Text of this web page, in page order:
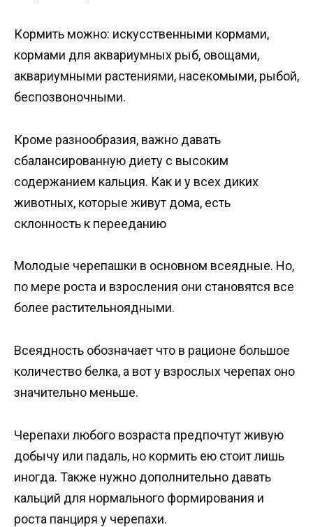
Кормить можно: искусственными кормами,
кормами для аквариумных рыб, овощами,
аквариумными растениями, насекомыми, рыбой,
беспозвоночными.
Кроме разнообразия, важно давать
сбалансированную диету с высоким
содержанием кальция. Как и у всех диких
животных, которые живут дома, есть
склонность к перееданию
Молодые черепашки в основном всеядные. Но,
по мере роста и взросления они становятся все
более растительноядными.
Всеядность обозначает что в рационе большое
количество белка, а вот у взрослых черепах оно
значительно меньше.
Черепахи любого возраста предпочтут живую
добычу или падаль, но кормить ею стоит лишь
иногда. Также нужно дополнительно давать
кальций для нормального формирования и
роста панциря у черепахи.